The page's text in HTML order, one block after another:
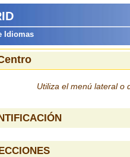
Idiomas
Utiliza el menú lateral o